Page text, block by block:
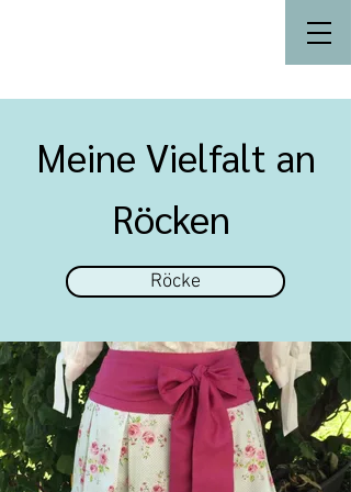
Meine Vielfalt an
Röcken
Röcke